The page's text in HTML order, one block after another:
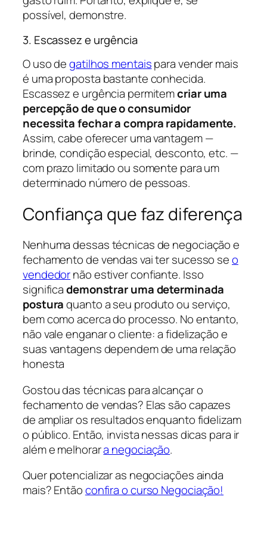
possível, demonstre.
3. Escassez e urgência
O uso degatilhos mentaispara vender mais
é uma proposta bastante conhecida.
Escassez e urgência permitemcriar uma
percepção de que o consumidor
necessita fechar a compra rapidamente.
Assim, cabe oferecer uma vantagem —
brinde, condição especial, desconto, etc. —
com prazo limitado ou somente para um
determinado número de pessoas.
Confiança que faz diferença
Nenhuma dessas técnicas de negociação e
fechamento de vendas vai ter sucesso seo
vendedornão estiver confiante. Isso
significademonstrar uma determinada
posturaquanto a seu produto ou serviço,
bem como acerca do processo. No entanto,
não vale enganar o cliente: a fidelização e
suas vantagens dependem de uma relação
honesta
Gostou das técnicas para alcançar o
fechamento de vendas? Elas são capazes
de ampliar os resultados enquanto fidelizam
o público. Então, invista nessas dicas para ir
além e melhorara negociação.
Quer potencializar as negociações ainda
mais? Entãoconfira o curso Negociação!